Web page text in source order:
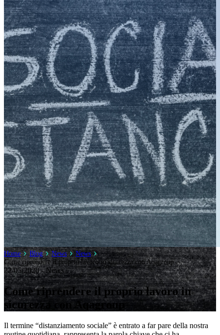
Home Blog News
News
Come riprendere il proprio lavoro in sicurezza con Aqagroup
22/05/2020 - News
Come riprendere il proprio lavoro in
sicurezza con Aqagroup
Il termine “distanziamento sociale” è entrato a far pare della nostra